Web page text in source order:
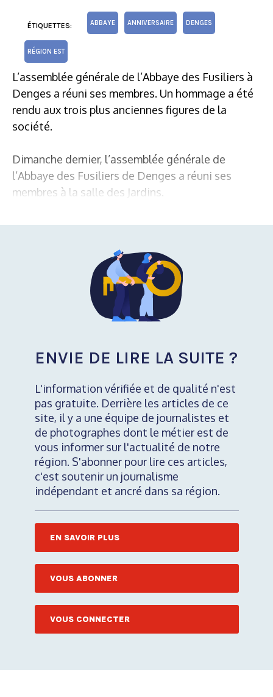
ÉTIQUETTES: ABBAYE ANNIVERSAIRE DENGES
RÉGION EST
L’assemblée générale de l’Abbaye des Fusiliers à
Denges a réuni ses membres. Un hommage a été
rendu aux trois plus anciennes figures de la
société.
Dimanche dernier, l’assemblée générale de
l’Abbaye des Fusiliers de Denges a réuni ses
membres à la salle des Jardins.
ENVIE DE LIRE LA SUITE ?
L'information vérifiée et de qualité n'est
pas gratuite. Derrière les articles de ce
site, il y a une équipe de journalistes et
de photographes dont le métier est de
vous informer sur l'actualité de notre
région. S'abonner pour lire ces articles,
c'est soutenir un journalisme
indépendant et ancré dans sa région.
EN SAVOIR PLUS
VOUS ABONNER
VOUS CONNECTER